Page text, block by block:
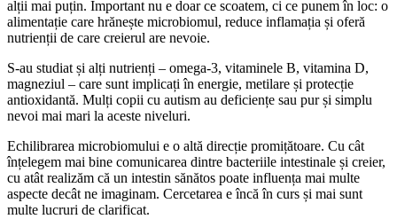
alții mai puțin. Important nu e doar ce scoatem, ci ce punem în loc: o
alimentație care hrănește microbiomul, reduce inflamația și oferă
nutrienții de care creierul are nevoie.
S-au studiat și alți nutrienți – omega-3, vitaminele B, vitamina D,
magneziul – care sunt implicați în energie, metilare și protecție
antioxidantă. Mulți copii cu autism au deficiențe sau pur și simplu
nevoi mai mari la aceste niveluri.
Echilibrarea microbiomului e o altă direcție promițătoare. Cu cât
înțelegem mai bine comunicarea dintre bacteriile intestinale și creier,
cu atât realizăm că un intestin sănătos poate influența mai multe
aspecte decât ne imaginam. Cercetarea e încă în curs și mai sunt
multe lucruri de clarificat.